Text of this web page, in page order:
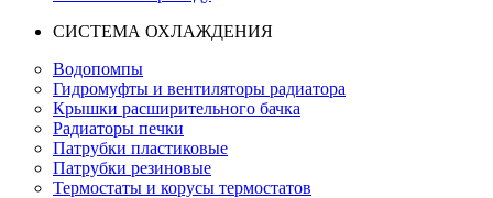
СИСТЕМА ОХЛАЖДЕНИЯ
Водопомпы
Гидромуфты и вентиляторы радиатора
Крышки расширительного бачка
Радиаторы печки
Патрубки пластиковые
Патрубки резиновые
Термостаты и корусы термостатов